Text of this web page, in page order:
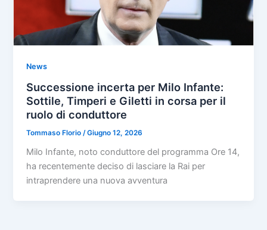
News
Successione incerta per Milo Infante:
Sottile, Timperi e Giletti in corsa per il
ruolo di conduttore
Tommaso Florio /Giugno 12, 2026
Milo Infante, noto conduttore del programma Ore 14,
ha recentemente deciso di lasciare la Rai per
intraprendere una nuova avventura